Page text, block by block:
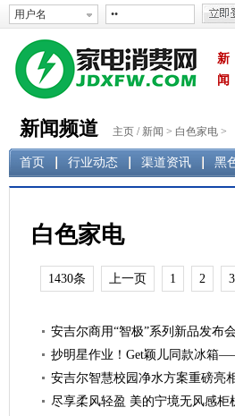
新
闻
新闻频道 主页 / 新闻 > 白色家电 >
首页 行业动态 渠道资讯 黑
白色家电
1430条 上一页 1 2 3
安吉尔商用“智极”系列新品发布
抄明星作业！Get颖儿同款冰箱
安吉尔智慧校园净水方案重磅亮
尽享柔风轻盈 美的宁境无风感柜